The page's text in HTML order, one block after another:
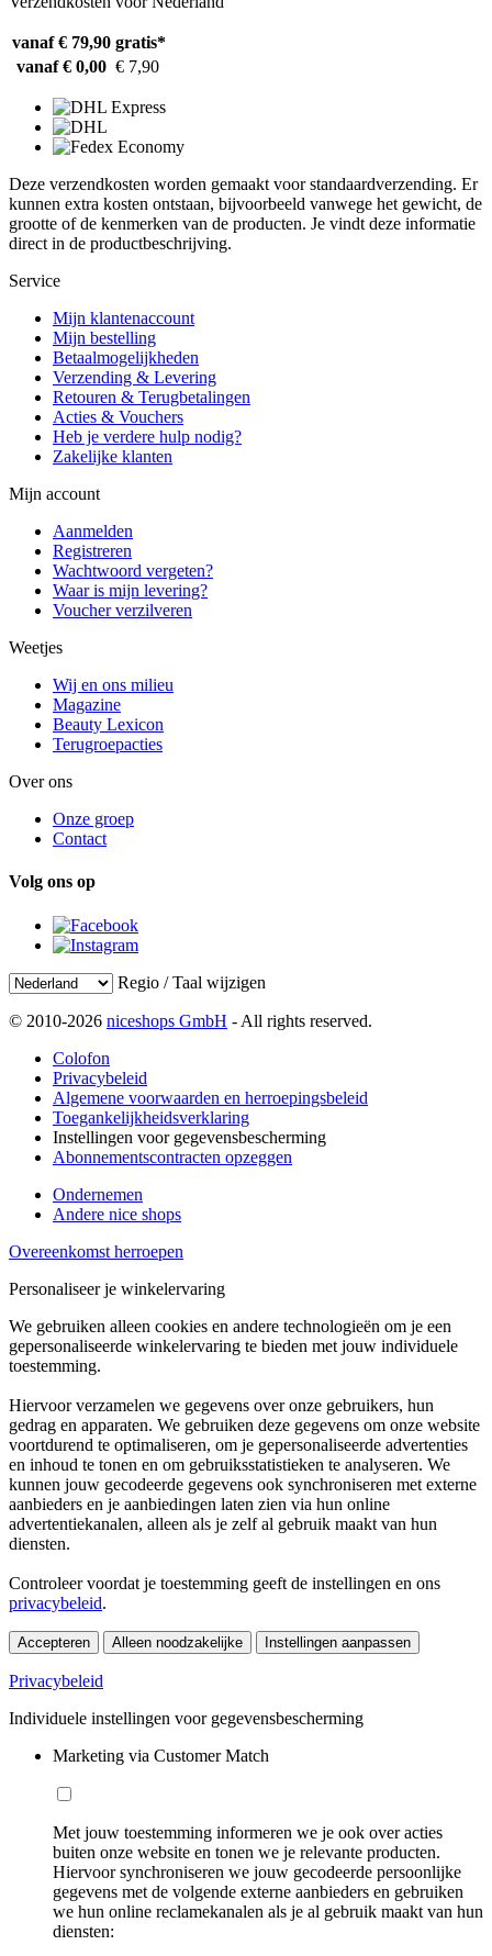
vanaf € 79,90 gratis*
vanaf € 0,00 € 7,90
Deze verzendkosten worden gemaakt voor standaardverzending. Er
kunnen extra kosten ontstaan, bijvoorbeeld vanwege het gewicht, de
grootte of de kenmerken van de producten. Je vindt deze informatie
direct in de productbeschrijving.
Service
Mijn klantenaccount
Mijn bestelling
Betaalmogelijkheden
Verzending & Levering
Retouren & Terugbetalingen
Acties & Vouchers
Heb je verdere hulp nodig?
Zakelijke klanten
Mijn account
Aanmelden
Registreren
Wachtwoord vergeten?
Waar is mijn levering?
Voucher verzilveren
Weetjes
Wij en ons milieu
Magazine
Beauty Lexicon
Terugroepacties
Over ons
Onze groep
Contact
Volg ons op
Regio / Taal wijzigen
© 2010-2026 niceshops GmbH - All rights reserved.
Colofon
Privacybeleid
Algemene voorwaarden en herroepingsbeleid
Toegankelijkheidsverklaring
Instellingen voor gegevensbescherming
Abonnementscontracten opzeggen
Ondernemen
Andere nice shops
Overeenkomst herroepen
Personaliseer je winkelervaring
We gebruiken alleen cookies en andere technologieën om je een
gepersonaliseerde winkelervaring te bieden met jouw individuele
toestemming.
Hiervoor verzamelen we gegevens over onze gebruikers, hun
gedrag en apparaten. We gebruiken deze gegevens om onze website
voortdurend te optimaliseren, om je gepersonaliseerde advertenties
en inhoud te tonen en om gebruiksstatistieken te analyseren. We
kunnen jouw gecodeerde gegevens ook synchroniseren met externe
aanbieders en je aanbiedingen laten zien via hun online
advertentiekanalen, alleen als je zelf al gebruik maakt van hun
diensten.
Controleer voordat je toestemming geeft de instellingen en ons
privacybeleid.
Accepteren Alleen noodzakelijke Instellingen aanpassen
Privacybeleid
Individuele instellingen voor gegevensbescherming
Marketing via Customer Match
Met jouw toestemming informeren we je ook over acties
buiten onze website en tonen we je relevante producten.
Hiervoor synchroniseren we jouw gecodeerde persoonlijke
gegevens met de volgende externe aanbieders en gebruiken
we hun online reclamekanalen als je al gebruik maakt van hun
diensten: